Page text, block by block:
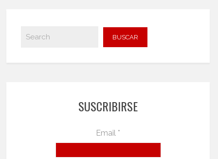
SUSCRIBIRSE
Email *